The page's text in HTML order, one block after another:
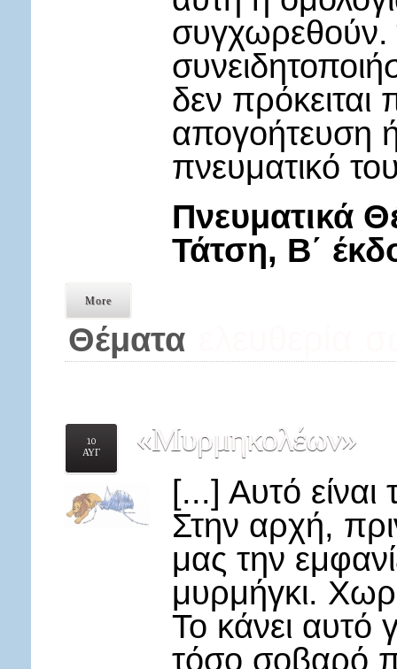
συγχωρεθούν.
δεν
απογοήτευση
πνευματικό
Πνευματικά
Τάτση, Β΄
More
Θέματα
10
ΑΥΓ
«Μυρμηκολέων»
[...] Αυτό
Στην αρχή,
μας την
μυρμήγκι.
Το κάνει αυτό
τόσο σοβαρό